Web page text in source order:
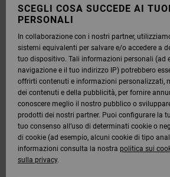
SCEGLI COSA SUCCEDE AI
PERSONALI
In collaborazione con i nostri partner,
sistemi equivalenti per salvare e/o accedere a
tuo dispositivo. Tali informazioni personali (ad
navigazione e il tuo indirizzo IP) potrebbero
offrirti contenuti e informazioni personalizzati,
dei contenuti e della pubblicità, per fornire
conoscere meglio il nostro pubblico o
prodotti dei nostri partner. Puoi configurare la
tuo consenso all’uso di determinati cookie o
di cookie (ad esempio, alcuni cookie di tipo
informazioni consulta la nostra politica sui
sulla privacy.